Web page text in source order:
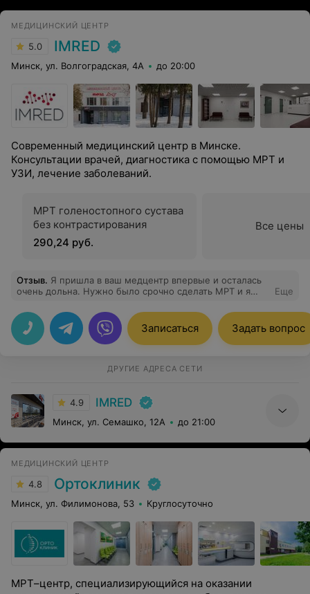
МЕДИЦИНСКИЙ ЦЕНТР
5.0 IMRED
Минск, ул. Волгоградская, 4А до 20:00
Современный медицинский центр в Минске.
Консультации врачей, диагностика с помощью МРТ и
УЗИ, лечение заболеваний.
МРТ голеностопного сустава
без контрастирования
290,24 руб.
Все цены
Отзыв. Я пришла в ваш медцентр впервые и осталась
очень дольна. Нужно было срочно сделать МРТ и я
Прекрасные специалисты, которые всегда помогут и
все подробно расскажут. Спасибо!
Еще
Записаться Задать вопрос
ДРУГИЕ АДРЕСА СЕТИ
4.9 IMRED
Минск, ул. Семашко, 12А до 21:00
МЕДИЦИНСКИЙ ЦЕНТР
4.8 Ортоклиник
Минск, ул. Филимонова, 53 Круглосуточно
МРТ–центр, специализирующийся на оказании